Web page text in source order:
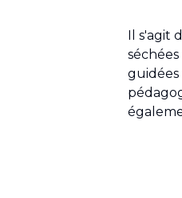
Il s'agit
guidées